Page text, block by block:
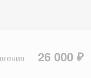
26 000 ₽